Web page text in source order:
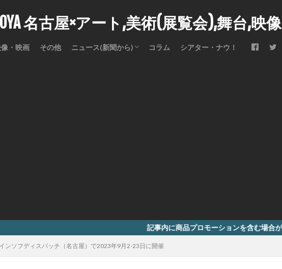
名古屋×アート,美術(展覧会),舞台,映像
・映画 その他 ニュース(新聞から) コラム シアター・ナウ！
記事内に商品プロモーションを含む場合があります
ソフディスパッチ（名古屋）で2023年9月2-23日に開催